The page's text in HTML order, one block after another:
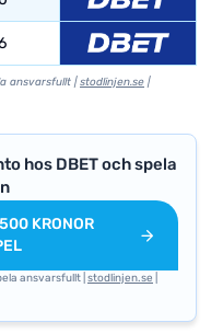
ansvarsfullt |stodlinjen.se |
hos DBET och spela
KRONOR
ansvarsfullt | stodlinjen.se